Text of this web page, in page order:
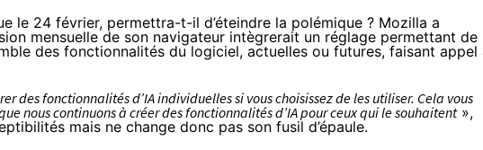
le 24 février, permettra-t-il d’éteindre la polémique ? Mozilla a
mensuelle de son navigateur intègrerait un réglage permettant de
des fonctionnalités du logiciel, actuelles ou futures, faisant appel
des fonctionnalités d’IA individuelles si vous choisissez de les utiliser. Cela vous
nous continuons à créer des fonctionnalités d’IA pour ceux qui le souhaitent»,
mais ne change donc pas son fusil d’épaule.